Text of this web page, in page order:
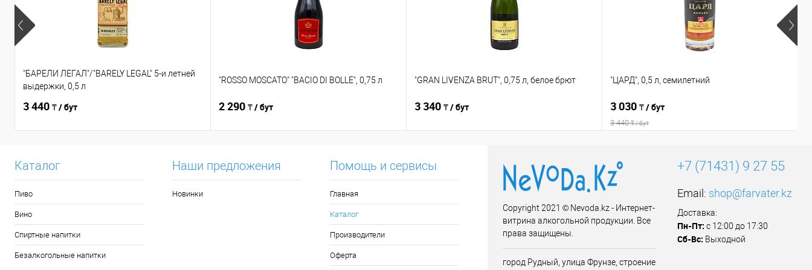
"БАРЕЛИ ЛЕГАЛ"/"BARELY LEGAL" 5-и летней
выдержки, 0,5 л
3 440 ₸ / бут
"ROSSO MOSCATO" "BACIO DI BOLLE", 0,75 л
2 290 ₸ / бут
"GRAN LIVENZA BRUT", 0,75 л, белое брют
3 340 ₸ / бут
"ЦАРД", 0,5 л, семилетний
3 030 ₸ / бут
3 440₸ / бут
Каталог
Пиво
Вино
Спиртные напитки
Безалкогольные напитки
Наши предложения
Новинки
Помощь и сервисы
Главная
Каталог
Производители
Оферта
Copyright 2021 © Nevoda.kz - Интернет-
витрина алкогольной продукции. Все
права защищены.
город Рудный, улица Фрунзе, строение
+7 (71431) 9 27 55
Email: shop@farvater.kz
Доставка:
Пн-Пт: с 12:00 до 17:30
Сб-Вс: Выходной